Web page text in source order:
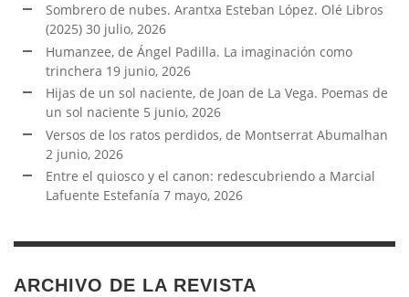
Sombrero de nubes. Arantxa Esteban López. Olé Libros
(2025) 30 julio, 2026
Humanzee, de Ángel Padilla. La imaginación como
trinchera 19 junio, 2026
Hijas de un sol naciente, de Joan de La Vega. Poemas de
un sol naciente 5 junio, 2026
Versos de los ratos perdidos, de Montserrat Abumalhan
2 junio, 2026
Entre el quiosco y el canon: redescubriendo a Marcial
Lafuente Estefanía 7 mayo, 2026
ARCHIVO DE LA REVISTA